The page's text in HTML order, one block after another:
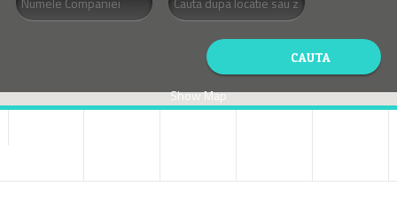
Show Map